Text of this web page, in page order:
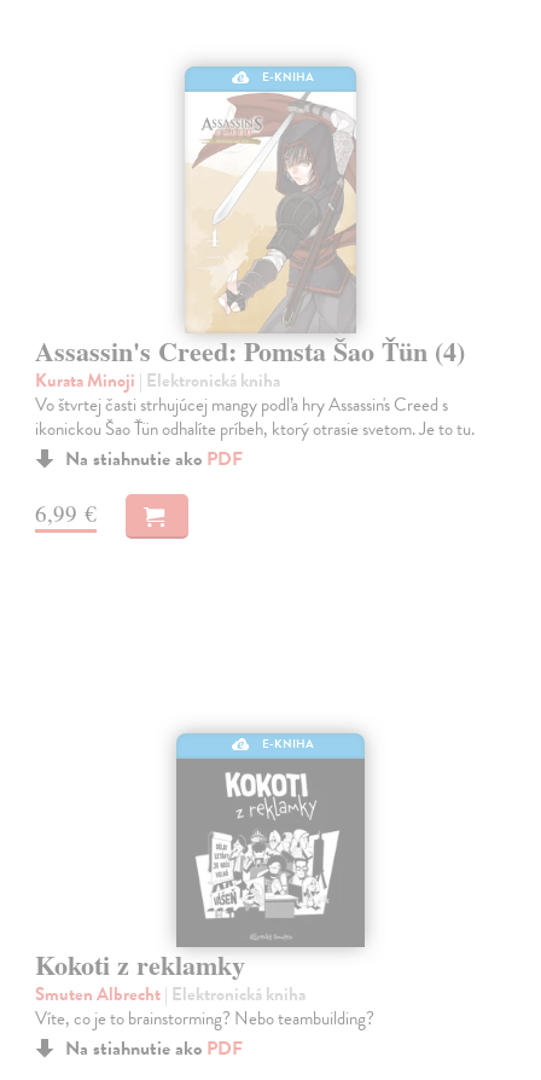
E-KNIHA
Assassin's Creed: Pomsta Šao Ťün (4)
Kurata Minoji | Elektronická kniha
Vo štvrtej časti strhujúcej mangy podľa hry Assassin's Creed s
ikonickou Šao Ťün odhalíte príbeh, ktorý otrasie svetom. Je to tu.
Na stiahnutie ako PDF
6,99 €
E-KNIHA
Kokoti z reklamky
Smuten Albrecht| Elektronická kniha
Víte, co je to brainstorming? Nebo teambuilding?
Na stiahnutie ako PDF